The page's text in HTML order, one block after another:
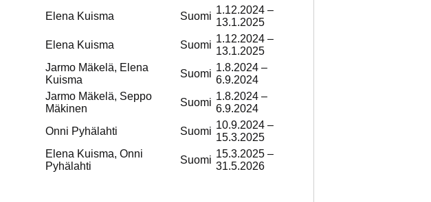
Elena Kuisma Suomi
1.12.2024 –
13.1.2025
Elena Kuisma Suomi
1.12.2024 –
13.1.2025
Jarmo Mäkelä, Elena
Kuisma
Suomi
1.8.2024 –
6.9.2024
Jarmo Mäkelä, Seppo
Mäkinen
Suomi
1.8.2024 –
6.9.2024
Onni Pyhälahti Suomi
10.9.2024 –
15.3.2025
Elena Kuisma, Onni
Pyhälahti
Suomi
15.3.2025 –
31.5.2026